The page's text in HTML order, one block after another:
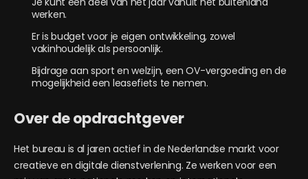
werken.
Er is budget voor je eigen ontwikkeling, zowel
vakinhoudelijk als persoonlijk.
Bijdrage aan sport en welzijn, een OV-vergoeding en de
mogelijkheid een leasefiets te nemen.
Over de opdrachtgever
Het bureau is al jaren actief in de Nederlandse markt voor
creatieve en digitale dienstverlening. Ze werken voor een